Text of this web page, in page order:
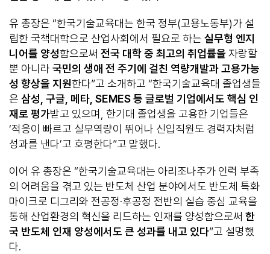
유 총장은 “한국기술교육대는 한국 정부(고용노동부)가 설
립한 국책대학으로 산업사회에서 필요로 하는 실무형 엔지
니어를 양성함으로써 전국 대학 중 최고의 취업률을 자랑할
뿐 아니라 국민의 생애 전 주기에 걸친 역량개발과 고용가능
성 향상을 지원한다”고 소개하고 “한국기술교육대 졸업생들
은 삼성, 구글, 메타, SEMES등 글로벌 기업에서도 핵심 인
재로 평가받고 있으며, 한기대 졸업생을 고용한 기업들은
‘적응이 빠르고 실무역량이 뛰어나 신입직원도 경력자처럼
성과를 낸다’고 호평한다”고 말했다.
이어 유 총장은 “한국기술교육대는 아리조나주가 인력 부족
의 어려움을 겪고 있는 반도체 산업 분야에서도 반도체 특화
마이크로 디그리와 전공정·후공정 전반의 실습 중심 교육을
통해 산업환경의 혁신을 리드하는 인재를 양성함으로써 한
국 반도체 인재 양성에서도 큰 성과를 내고 있다”고 설명했
다.